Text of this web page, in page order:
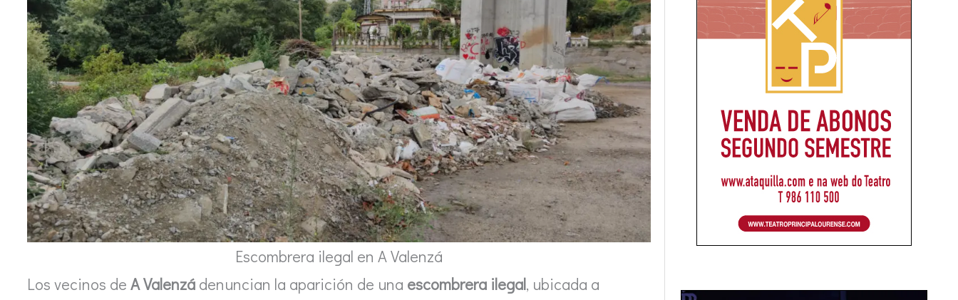
Escombrera ilegal en A Valenzá
Los vecinos de A Valenzá denuncian la aparición de una escombrera ilegal, ubicada a